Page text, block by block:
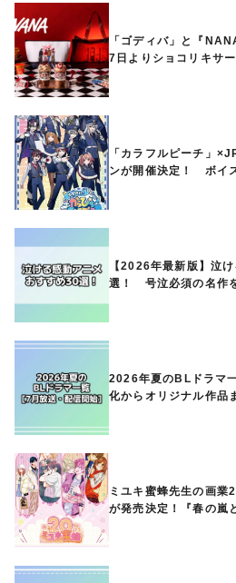
「ゴディバ」と『
7日よりショコリキサ
「カラフルピーチ」
ンが開催決定！ ボイ
【2026年最新版】泣
選！ 号泣必須の名作
2026年夏のBLドラマ
化からオリジナル作品
ミユキ蜜蜂先生の画業
が発売決定！『春の嵐